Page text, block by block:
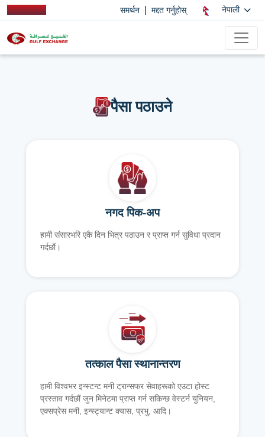
समर्थन मद्दत गर्नुहोस् नेपाली
पैसा पठाउने
नगद पिक-अप
हामी संसारभरि एकै दिन भित्र पठाउन र प्राप्त गर्न सुविधा प्रदान
गर्दछौं।
तत्काल पैसा स्थानान्तरण
हामी विश्वभर इन्स्टन्ट मनी ट्रान्सफर सेवाहरूको एउटा होस्ट
प्रस्ताव गर्दछौं जुन मिनेटमा प्राप्त गर्न सकिन्छ वेस्टर्न युनियन,
एक्सप्रेस मनी, इन्स्ट्यान्ट क्यास, प्रभु, आदि।